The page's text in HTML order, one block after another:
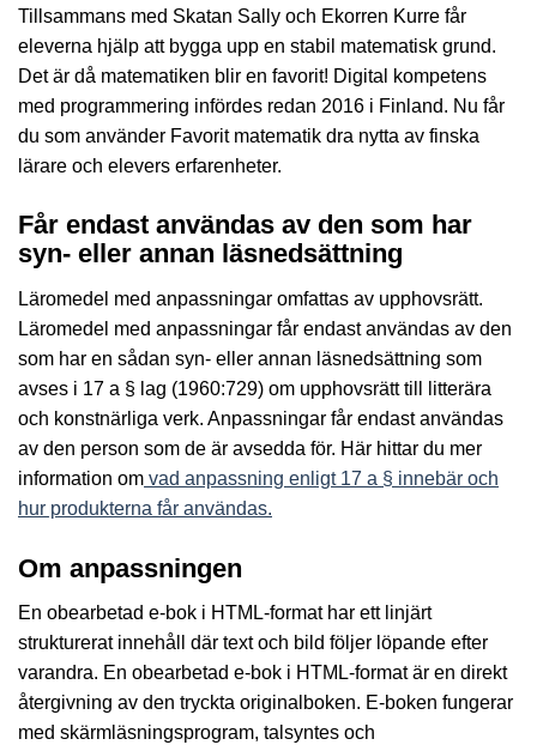
Tillsammans med Skatan Sally och Ekorren Kurre får
eleverna hjälp att bygga upp en stabil matematisk grund.
Det är då matematiken blir en favorit! Digital kompetens
med programmering infördes redan 2016 i Finland. Nu får
du som använder Favorit matematik dra nytta av finska
lärare och elevers erfarenheter.
Får endast användas av den som har
syn- eller annan läsnedsättning
Läromedel med anpassningar omfattas av upphovsrätt.
Läromedel med anpassningar får endast användas av den
som har en sådan syn- eller annan läsnedsättning som
avses i 17 a § lag (1960:729) om upphovsrätt till litterära
och konstnärliga verk. Anpassningar får endast användas
av den person som de är avsedda för. Här hittar du mer
information om vad anpassning enligt 17 a § innebär och
hur produkterna får användas.
Om anpassningen
En obearbetad e-bok i HTML-format har ett linjärt
strukturerat innehåll där text och bild följer löpande efter
varandra. En obearbetad e-bok i HTML-format är en direkt
återgivning av den tryckta originalboken. E-boken fungerar
med skärmläsningsprogram, talsyntes och